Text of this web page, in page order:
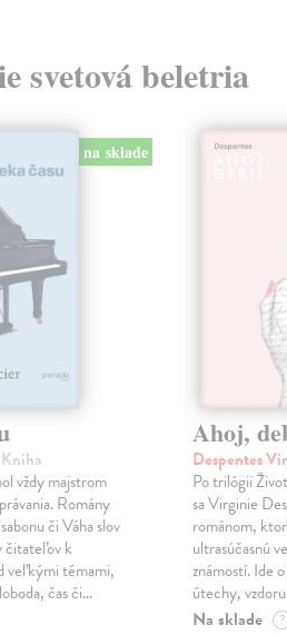
svetová beletria
na sklade
vždy majstrom
Romány
či Váha slov
čitateľov k
veľkými témami,
čas či…
Ahoj,
Despentes
Po trilógii
sa Virginie
románom,
ultrasúčasnú
známostí. Ide
útechy,
Na sklade ?